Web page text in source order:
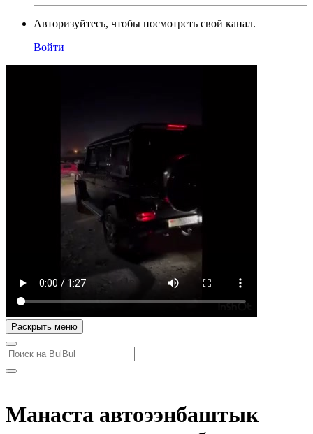
Авторизуйтесь, чтобы посмотреть свой канал.
Войти
Раскрыть меню
Манаста автоээнбаштык